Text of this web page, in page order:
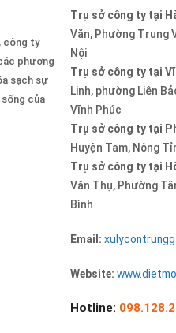
công ty
phương
sạch sự
của
Trụ sở công ty tại
Văn, Phường Trung
Nội
Trụ sở công ty tại
Linh, phường Liên
Vĩnh Phúc
Trụ sở công ty tại
Huyện Tam, Nông
Trụ sở công ty tại
Văn Thụ, Phường
Bình
Email:
Website:
Hotline: